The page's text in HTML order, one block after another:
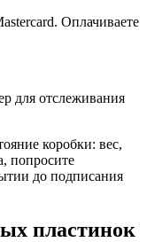
Оплачиваете
для отслеживания
коробки: вес,
попросите
до подписания
пластинок